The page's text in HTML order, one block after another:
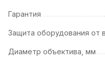
Гарантия
Защита оборудования от
Диаметр объектива, мм